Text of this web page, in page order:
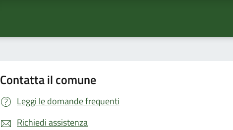
Contatta il comune
Leggi le domande frequenti
Richiedi assistenza